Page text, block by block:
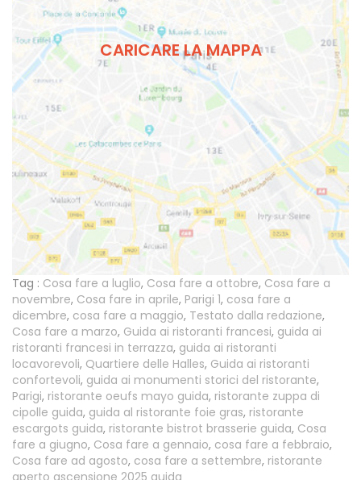
CARICARE LA MAPPA
Tag : Cosa fare a luglio, Cosa fare a ottobre, Cosa fare a
novembre, Cosa fare in aprile, Parigi 1, cosa fare a
dicembre, cosa fare a maggio, Testato dalla redazione,
Cosa fare a marzo, Guida ai ristoranti francesi, guida ai
ristoranti francesi in terrazza, guida ai ristoranti
locavorevoli, Quartiere delle Halles, Guida ai ristoranti
confortevoli, guida ai monumenti storici del ristorante,
Parigi, ristorante oeufs mayo guida, ristorante zuppa di
cipolle guida, guida al ristorante foie gras, ristorante
escargots guida, ristorante bistrot brasserie guida, Cosa
fare a giugno, Cosa fare a gennaio, cosa fare a febbraio,
Cosa fare ad agosto, cosa fare a settembre, ristorante
aperto ascensione 2025 guida